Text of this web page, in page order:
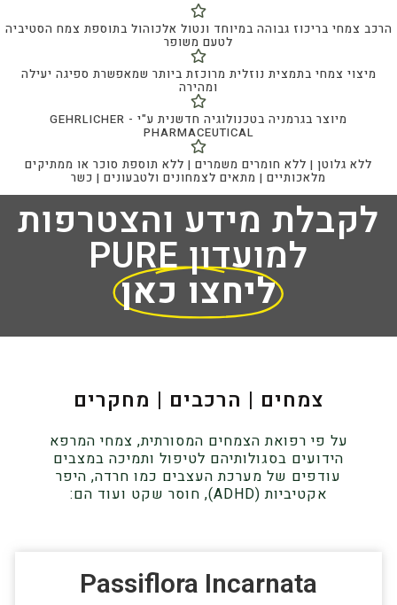
הרכב צמחי בריכוז גבוהה במיוחד ונטול אלכוהול בתוספת צמח הסטיביה
לטעם משופר
מיצוי צמחי בתמצית נוזלית מרוכזת ביותר שמאפשרת ספיגה יעילה
ומהירה
מיוצר בגרמניה בטכנולוגיה חדשנית ע"י GEHRLICHER -
PHARMACEUTICAL
ללא גלוטן | ללא חומרים משמרים | ללא תוספת סוכר או ממתיקים
מלאכותיים | מתאים לצמחונים ולטבעונים | כשר
לקבלת מידע והצטרפות
למועדון PURE
ליחצו כאן
צמחים | הרכבים | מחקרים
על פי רפואת הצמחים המסורתית, צמחי המרפא
הידועים בסגולותיהם לטיפול ותמיכה במצבים
עודפים של מערכת העצבים כמו חרדה, היפר
אקטיביות (ADHD), חוסר שקט ועוד הם:
Passiflora Incarnata